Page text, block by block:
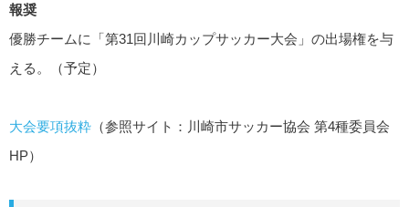
報奨
優勝チームに「第31回川崎カップサッカー大会」の出場権を与
える。（予定）
大会要項抜粋 （参照サイト：川崎市サッカー協会 第4種委員会
HP）